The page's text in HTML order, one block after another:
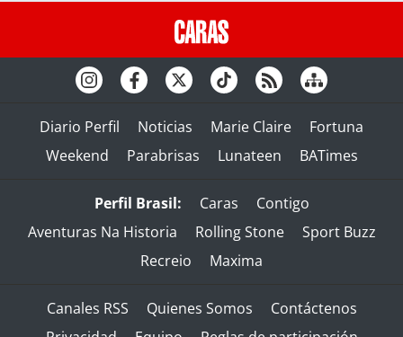
Diario Perfil Noticias Marie Claire
Fortuna
Weekend
Parabrisas Lunateen BATimes
Perfil Brasil: Caras
Contigo
Aventuras Na Historia
Rolling Stone
Sport Buzz
Recreio
Maxima
Canales RSS Quienes Somos
Contáctenos